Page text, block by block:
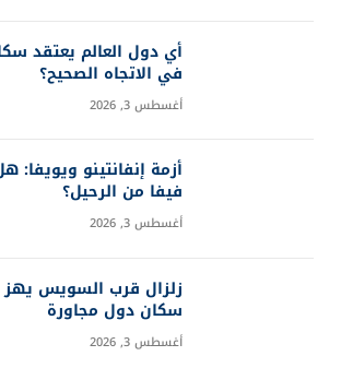
أي دول العالم يعتقد
في الاتجاه الصحيح؟
أغسطس 3, 2026
أزمة إنفانتينو
فيفا من الرحيل؟
أغسطس 3, 2026
زلزال قرب السويس
سكان دول مجاورة
أغسطس 3, 2026